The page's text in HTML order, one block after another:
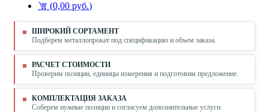
(0,00 руб.)
ШИРОКИЙ СОРТАМЕНТ
Подберем металлопрокат под спецификацию и объем заказа.
РАСЧЕТ СТОИМОСТИ
Проверим позиции, единицы измерения и подготовим предложение.
КОМПЛЕКТАЦИЯ ЗАКАЗА
Соберем нужные позиции и согласуем дополнительные услуги.